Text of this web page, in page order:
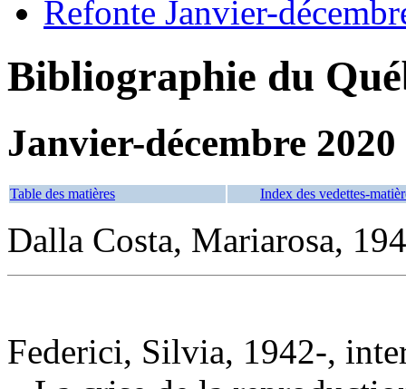
Refonte Janvier-
Bibliographie du
Janvier-décembre 2020
Table des matières Index des vedettes-
Dalla Costa, Mariarosa,
Federici, Silvia, 1942-,